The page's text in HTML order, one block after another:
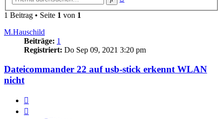
1 Beitrag • Seite 1 von 1
M.Hauschild
Beiträge: 1
Registriert: Do Sep 09, 2021 3:20 pm
Dateicommander 22 auf usb-stick erkennt WLAN
nicht